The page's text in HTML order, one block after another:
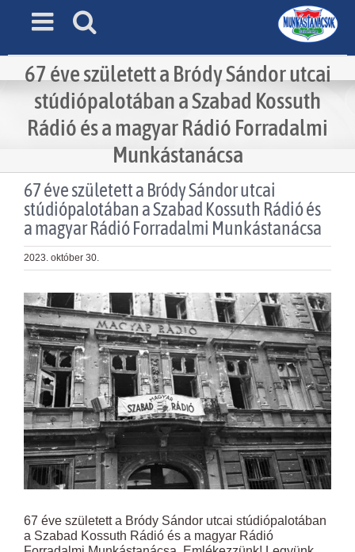
67 éve született a Bródy Sándor utcai
stúdiópalotában a Szabad Kossuth
Rádió és a magyar Rádió Forradalmi
Munkástanácsa
67 éve született a Bródy Sándor utcai
stúdiópalotában a Szabad Kossuth Rádió és
a magyar Rádió Forradalmi Munkástanácsa
2023. október 30.
View
Larger
Image
67 éve született a Bródy Sándor utcai stúdiópalotában
a Szabad Kossuth Rádió és a magyar Rádió